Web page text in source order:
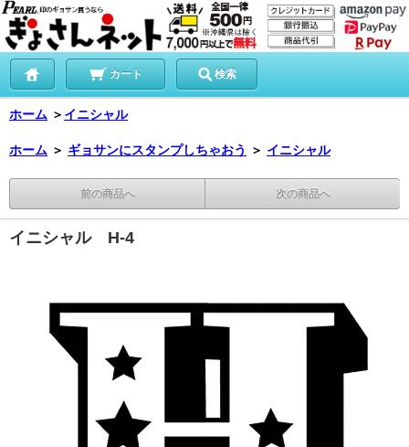
カート 検索
ホーム ＞ イニシャル
ホーム ＞ ギョサンにスタンプしちゃおう ＞ イニシャル
前の商品へ 次の商品へ
イニシャル H-4